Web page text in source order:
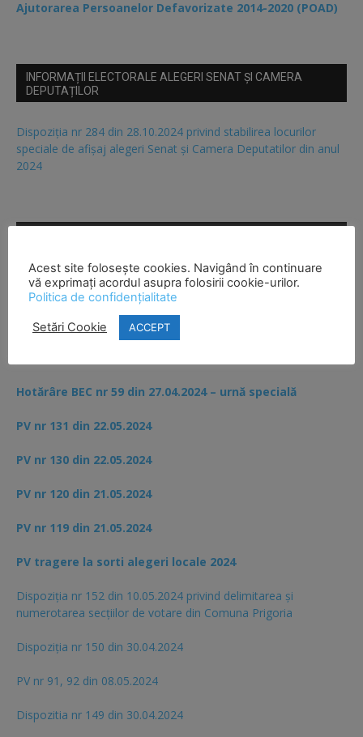
Ajutorarea Persoanelor Defavorizate 2014-2020 (POAD)
INFORMAȚII ELECTORALE ALEGERI SENAT ȘI CAMERA
DEPUTAȚILOR
Dispoziția nr 284 din 28.10.2024 privind stabilirea locurilor
speciale de afișaj alegeri Senat și Camera Deputatilor din anul
2024
PV nr 152,153,155 din 29.05.2024
PV nr 139 din 23.05.2024
Hotărâre BEC nr 59 din 27.04.2024 – urnă specială
PV nr 131 din 22.05.2024
PV nr 130 din 22.05.2024
PV nr 120 din 21.05.2024
PV nr 119 din 21.05.2024
PV tragere la sorti alegeri locale 2024
Dispoziția nr 152 din 10.05.2024 privind delimitarea și
numerotarea secțiilor de votare din Comuna Prigoria
Dispoziția nr 150 din 30.04.2024
PV nr 91, 92 din 08.05.2024
Dispozitia nr 149 din 30.04.2024
Acest site folosește cookies. Navigând în continuare
vă exprimați acordul asupra folosirii cookie-urilor.
Politica de confidențialitate
Setări Cookie ACCEPT